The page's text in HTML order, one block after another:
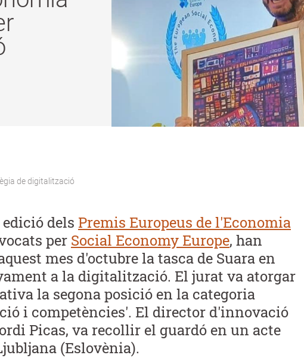
de digitalització
dels Premis Europeus de l'Economia
per Social Economy Europe, han
mes d'octubre la tasca de Suara en
a la digitalització. El jurat va atorgar
la segona posició en la categoria
i competències'. El director d'innovació
Picas, va recollir el guardó en un acte
(Eslovènia).